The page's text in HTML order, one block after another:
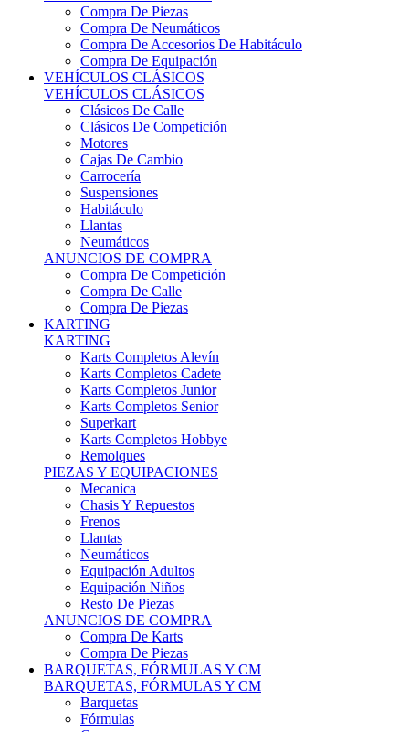
Compra De Neumáticos
Compra De Accesorios De Habitáculo
Compra De Equipación
VEHÍCULOS CLÁSICOS
VEHÍCULOS CLÁSICOS
Clásicos De Calle
Clásicos De Competición
Motores
Cajas De Cambio
Carrocería
Suspensiones
Habitáculo
Llantas
Neumáticos
ANUNCIOS DE COMPRA
Compra De Competición
Compra De Calle
Compra De Piezas
KARTING
KARTING
Karts Completos Alevín
Karts Completos Cadete
Karts Completos Junior
Karts Completos Senior
Superkart
Karts Completos Hobbye
Remolques
PIEZAS Y EQUIPACIONES
Mecanica
Chasis Y Repuestos
Frenos
Llantas
Neumáticos
Equipación Adultos
Equipación Niños
Resto De Piezas
ANUNCIOS DE COMPRA
Compra De Karts
Compra De Piezas
BARQUETAS, FÓRMULAS Y CM
BARQUETAS, FÓRMULAS Y CM
Barquetas
Fórmulas
Cm
Prototipos